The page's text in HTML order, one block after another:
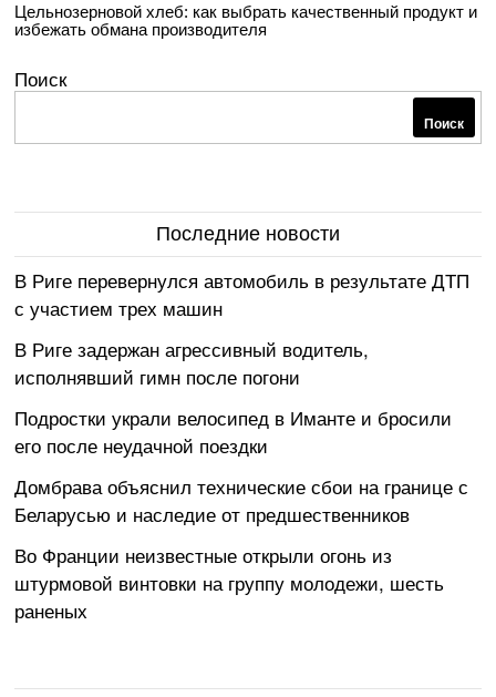
Цельнозерновой хлеб: как выбрать качественный продукт и
избежать обмана производителя
Поиск
Поиск
Последние новости
В Риге перевернулся автомобиль в результате ДТП
с участием трех машин
В Риге задержан агрессивный водитель,
исполнявший гимн после погони
Подростки украли велосипед в Иманте и бросили
его после неудачной поездки
Домбрава объяснил технические сбои на границе с
Беларусью и наследие от предшественников
Во Франции неизвестные открыли огонь из
штурмовой винтовки на группу молодежи, шесть
раненых